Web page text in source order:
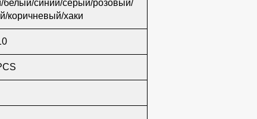
белый/синий/серый/розовый/
коричневый/хаки